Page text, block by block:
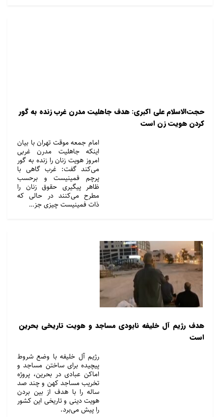
حجت‌الاسلام علی اکبری: هدف جاهلیت مدرن غرب زنده به گور
کردن هویت زن است
امام جمعه موقت تهران با بیان
اینکه جاهلیت مدرن غربی
امروز هویت زنان را زنده به گور
می‌کند گفت: غرب گاهی با
پرچم فمینیست و برحسب
ظاهر پیگیری حقوق زنان را
مطرح می‌کنند در حالی که
ذات فمینیست چیزی جز…
هدف رژیم آل خلیفه نابودی مساجد و هویت تاریخی بحرین
است
رژیم آل خلیفه با وضع شروط
پیچیده برای ساختن مساجد و
اماکن عبادی در بحرین، پروژه
تخریب مساجد کهن و چند صد
ساله را با هدف از بین بردن
هویت دینی و تاریخی این کشور
را پیش می‌برد.